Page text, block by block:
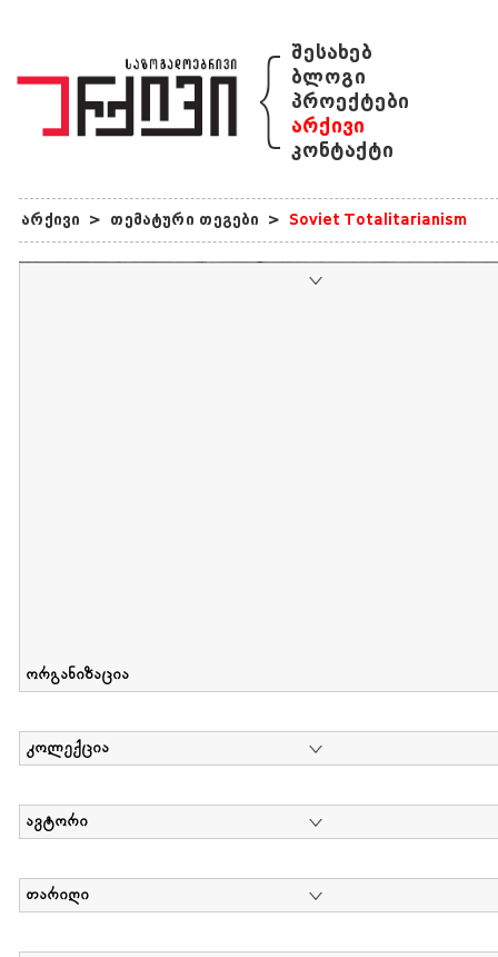
{ შესახებ
ბლოგი
პროექტები
არქივი
კონტაქტი
არქივი > თემატური თეგები > Soviet Totalitarianism
ორგანიზაცია
კოლექცია
ავტორი
თარიღი